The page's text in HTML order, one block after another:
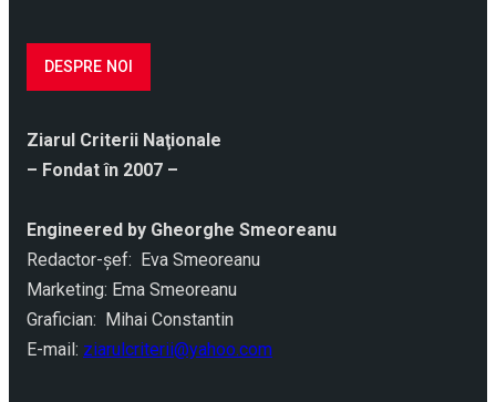
DESPRE NOI
Ziarul Criterii Naţionale
– Fondat în 2007 –
Engineered by Gheorghe Smeoreanu
Redactor-şef: Eva Smeoreanu
Marketing: Ema Smeoreanu
Grafician: Mihai Constantin
E-mail: ziarulcriterii@yahoo.com